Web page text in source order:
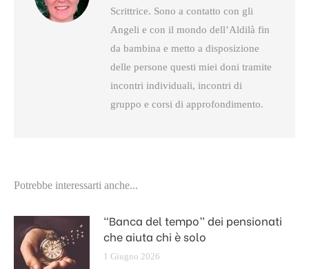
Scrittrice. Sono a contatto con gli
Angeli e con il mondo dell’Aldilà fin
da bambina e metto a disposizione
delle persone questi miei doni tramite
incontri individuali, incontri di
gruppo e corsi di approfondimento.
Potrebbe interessarti anche...
“Banca del tempo” dei pensionati
che aiuta chi è solo
1 Giugno 2026